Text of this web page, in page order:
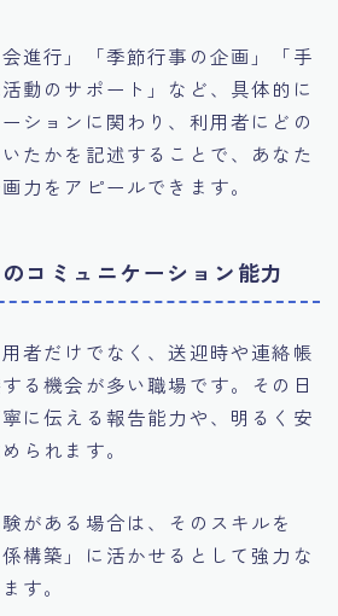
会進行」「季節行事の企画」「手
動のサポート」など、具体的に
ションに関わり、利用者にどの
たかを記述することで、あなた
力をアピールできます。
コミュニケーション能力
者だけでなく、送迎時や連絡帳
る機会が多い職場です。その日
に伝える報告能力や、明るく安
られます。
がある場合は、そのスキルを
構築」に活かせるとして強力な
す。